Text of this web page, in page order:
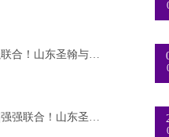
学习强国|强强联合！山东圣翰与教育在线战
中国教育在线|强强联合！山东圣翰与教育在